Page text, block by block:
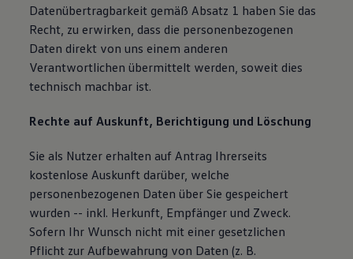
Datenübertragbarkeit gemäß Absatz 1 haben Sie das
Recht, zu erwirken, dass die personenbezogenen
Daten direkt von uns einem anderen
Verantwortlichen übermittelt werden, soweit dies
technisch machbar ist.
Rechte auf Auskunft, Berichtigung und Löschung
Sie als Nutzer erhalten auf Antrag Ihrerseits
kostenlose Auskunft darüber, welche
personenbezogenen Daten über Sie gespeichert
wurden -- inkl. Herkunft, Empfänger und Zweck.
Sofern Ihr Wunsch nicht mit einer gesetzlichen
Pflicht zur Aufbewahrung von Daten (z. B.